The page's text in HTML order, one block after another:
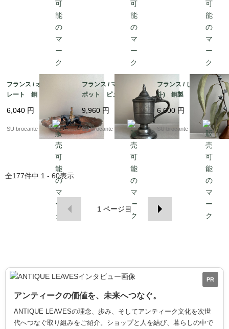
フランス / オーバルプ
レート 銅 錫メッ
6,040 円
SU brocante
フランス / マスタード
ポット ピューター製
9,960 円
SU brocante
フランス / じょうご(漏
斗) 銅製
6,600 円
SU brocante
全177件中 1 - 60表示
1 ページ目
PR
アンティークの価値を、未来へつなぐ。
ANTIQUE LEAVESの理念、歩み、そしてアンティーク文化を次世
代へつなぐ取り組みをご紹介。ショップと人を結び、暮らしの中で